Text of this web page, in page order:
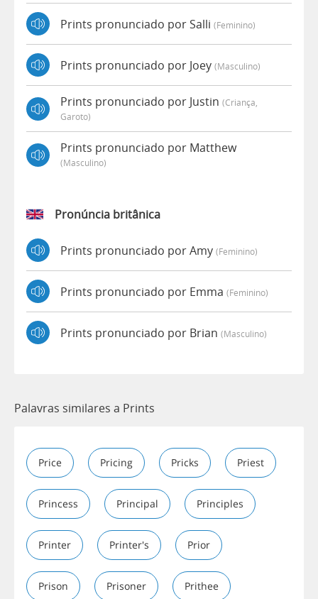
Prints pronunciado por Salli (feminino)
Prints pronunciado por Joey (masculino)
Prints pronunciado por Justin (criança,
Garoto)
Prints pronunciado por Matthew
(masculino)
Pronúncia britânica
Prints pronunciado por Amy (feminino)
Prints pronunciado por Emma (feminino)
Prints pronunciado por Brian (masculino)
Palavras similares a Prints
Price Pricing Pricks Priest
Princess Principal Principles
Printer Printer's Prior
Prison Prisoner Prithee